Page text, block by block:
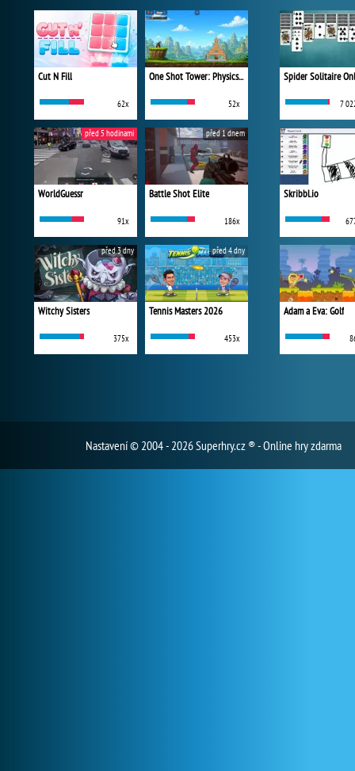
Cut N Fill
62x
One Shot Tower: Physics Destroyer
52x
WorldGuessr
91x
před 5 hodinami
Battle Shot Elite
186x
před 1 dnem
Witchy Sisters
375x
před 3 dny
Tennis Masters 2026
453x
před 4 dny
Spider Solitaire
7
Skribbl.io
Adam a Eva: Golf
Nastavení© 2004 - 2026 Superhry.cz ® - Online hry zdarma